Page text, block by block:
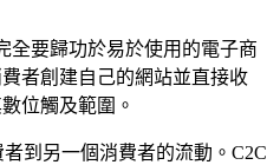
全要歸功於易於使用的電子商
者創建自己的網站並直接收
位觸及範圍。
到另一個消費者的流動。C2C